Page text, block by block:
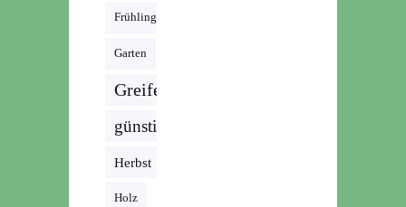
Frühling
Garten
Greifen
günstig
Herbst
Holz